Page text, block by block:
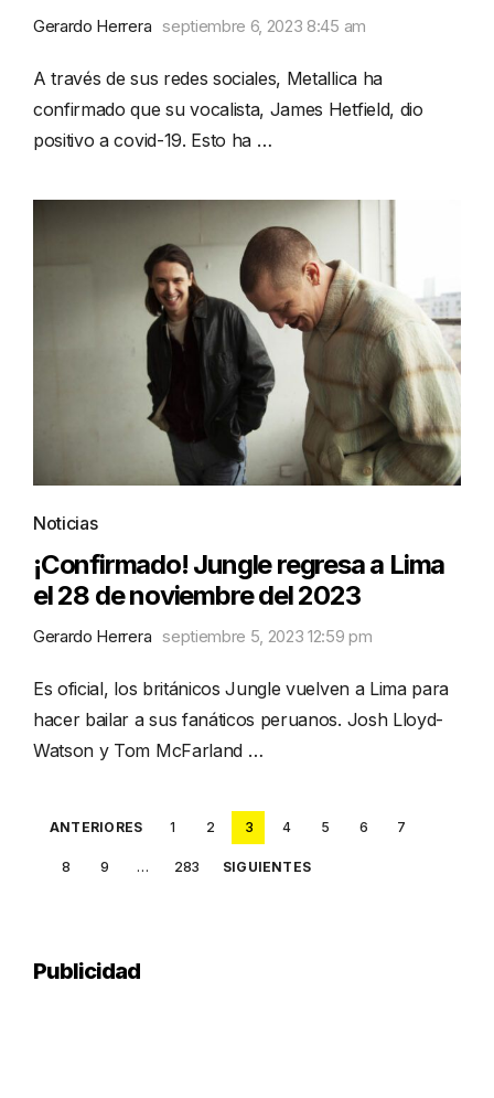
Gerardo Herrera septiembre 6, 2023 8:45 am
A través de sus redes sociales, Metallica ha
confirmado que su vocalista, James Hetfield, dio
positivo a covid-19. Esto ha …
Noticias
¡Confirmado! Jungle regresa a Lima
el 28 de noviembre del 2023
Gerardo Herrera septiembre 5, 2023 12:59 pm
Es oficial, los británicos Jungle vuelven a Lima para
hacer bailar a sus fanáticos peruanos. Josh Lloyd-
Watson y Tom McFarland …
Posts
pagination
ANTERIORES 1 2 3 4 5 6 7
8 9 … 283 SIGUIENTES
Publicidad